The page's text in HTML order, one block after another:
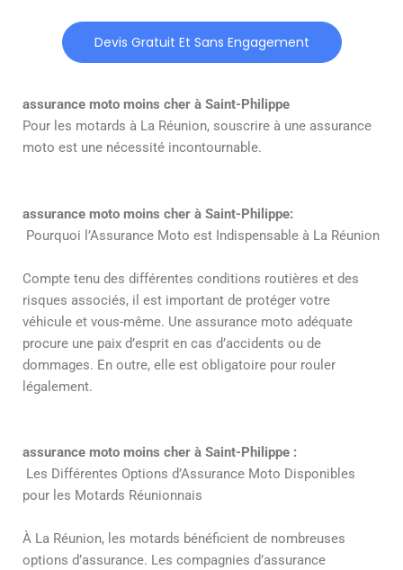
Devis Gratuit Et Sans Engagement
assurance moto moins cher à Saint-Philippe
Pour les motards à La Réunion, souscrire à une assurance
moto est une nécessité incontournable.
assurance moto moins cher à Saint-Philippe:
Pourquoi l’Assurance Moto est Indispensable à La Réunion
Compte tenu des différentes conditions routières et des
risques associés, il est important de protéger votre
véhicule et vous-même. Une assurance moto adéquate
procure une paix d’esprit en cas d’accidents ou de
dommages. En outre, elle est obligatoire pour rouler
légalement.
assurance moto moins cher à Saint-Philippe :
Les Différentes Options d’Assurance Moto Disponibles
pour les Motards Réunionnais
À La Réunion, les motards bénéficient de nombreuses
options d’assurance. Les compagnies d’assurance